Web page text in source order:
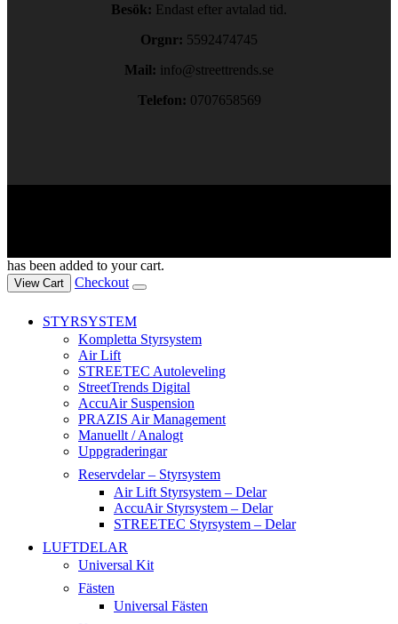
Besök: Endast efter avtalad tid.
Orgnr: 5592474745
Mail: info@streettrends.se
Telefon: 0707658569
has been added to your cart.
View Cart Checkout
STYRSYSTEM
Kompletta Styrsystem
Air Lift
STREETEC Autoleveling
StreetTrends Digital
AccuAir Suspension
PRAZIS Air Management
Manuellt / Analogt
Uppgraderingar
Reservdelar – Styrsystem
Air Lift Styrsystem – Delar
AccuAir Styrsystem – Delar
STREETEC Styrsystem – Delar
LUFTDELAR
Universal Kit
Fästen
Universal Fästen